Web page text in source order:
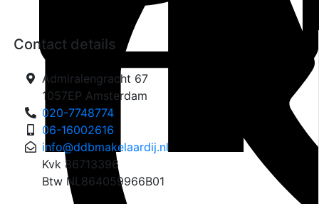
Contact details
Admiralengracht 67
1057EP Amsterdam
020-7748774
06-16002616
info@ddbmakelaardij.nl
Kvk 86713396
Btw NL864059966B01